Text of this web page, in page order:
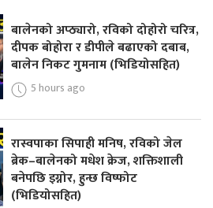
बालेनको अप्ठ्यारो, रविको दोहोरो चरित्र,
दीपक बोहोरा र डीपीले बढाएको दबाब,
बालेन निकट गुमनाम (भिडियोसहित)
5 hours ago
रास्वपाका सिपाही मनिष, रविको जेल
ब्रेक–बालेनको मधेश क्रेज, शक्तिशाली
बनेपछि इग्नोर, हुन्छ विष्फोट
(भिडियोसहित)